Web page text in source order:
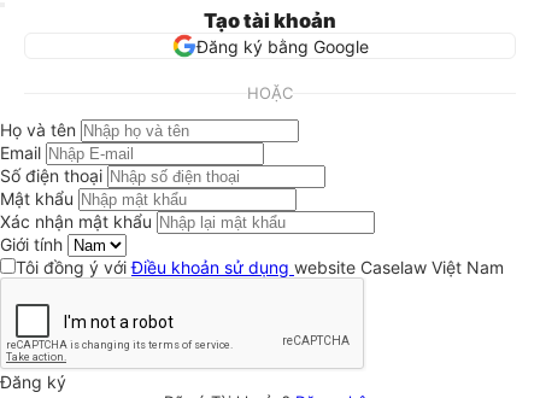
Tạo tài khoản
Đăng ký bằng Google
HOẶC
Họ và tên
Email
Số điện thoại
Mật khẩu
Xác nhận mật khẩu
Giới tính
Tôi đồng ý vớiĐiều khoản sử dụng website Caselaw Việt Nam
Đăng ký